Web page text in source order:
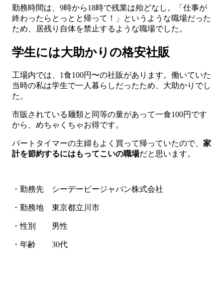
勤務時間は、9時から18時で残業は殆どなし。「仕事が
終わったらとっとと帰って！」というような職場だった
ため、居残り自体を禁止するような職場でした。
学生には大助かりの格安社販
工場内では、1食100円〜の社販があります。働いていた
当時の私は学生で一人暮らしだったため、大助かりでし
た。
市販されている麺類と同等の量があって一食100円です
から、めちゃくちゃお得です。
パートタイマーの主婦もよく買って帰っていたので、 家
計を節約するにはもってこいの職場だと思います。
・勤務先 シーデーピージャパン株式会社
・勤務地 東京都立川市
・性別 男性
・年齢 30代